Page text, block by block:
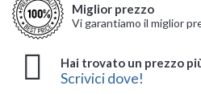
Miglior prezzo
Vi garantiamo il miglior
Hai trovato un prezzo
Scrivici dove!